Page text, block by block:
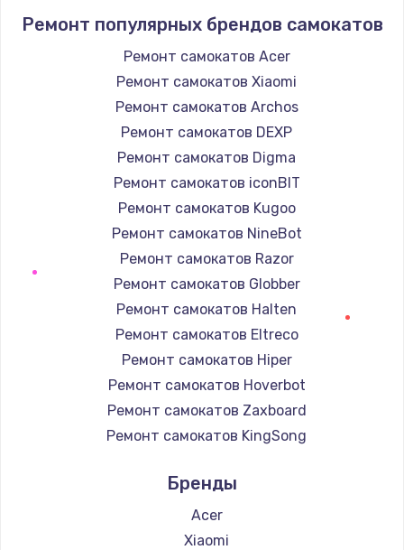
Ремонт популярных брендов самокатов
Ремонт самокатов Acer
Ремонт самокатов Xiaomi
Ремонт самокатов Archos
Ремонт самокатов DEXP
Ремонт самокатов Digma
Ремонт самокатов iconBIT
Ремонт самокатов Kugoo
Ремонт самокатов NineBot
Ремонт самокатов Razor
Ремонт самокатов Globber
Ремонт самокатов Halten
Ремонт самокатов Eltreco
Ремонт самокатов Hiper
Ремонт самокатов Hoverbot
Ремонт самокатов Zaxboard
Ремонт самокатов KingSong
Ремонт самокатов Hunter
Ремонт самокатов Shorner
Ремонт самокатов Joyor
Бренды
Acer
Xiaomi